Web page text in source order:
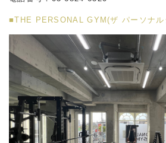
■THE PERSONAL GYM(ザ パーソナル